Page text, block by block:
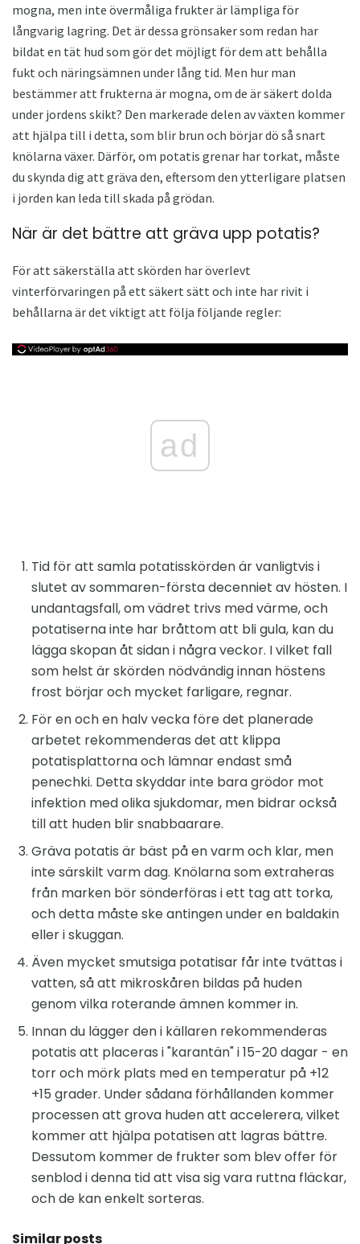
mogna, men inte övermåliga frukter är lämpliga för
långvarig lagring. Det är dessa grönsaker som redan har
bildat en tät hud som gör det möjligt för dem att behålla
fukt och näringsämnen under lång tid. Men hur man
bestämmer att frukterna är mogna, om de är säkert dolda
under jordens skikt? Den markerade delen av växten kommer
att hjälpa till i detta, som blir brun och börjar dö så snart
knölarna växer. Därför, om potatis grenar har torkat, måste
du skynda dig att gräva den, eftersom den ytterligare platsen
i jorden kan leda till skada på grödan.
När är det bättre att gräva upp potatis?
För att säkerställa att skörden har överlevt
vinterförvaringen på ett säkert sätt och inte har rivit i
behållarna är det viktigt att följa följande regler:
ad
Tid för att samla potatisskörden är vanligtvis i
slutet av sommaren-första decenniet av hösten. I
undantagsfall, om vädret trivs med värme, och
potatiserna inte har bråttom att bli gula, kan du
lägga skopan åt sidan i några veckor. I vilket fall
som helst är skörden nödvändig innan höstens
frost börjar och mycket farligare, regnar.
För en och en halv vecka före det planerade
arbetet rekommenderas det att klippa
potatisplattorna och lämnar endast små
penechki. Detta skyddar inte bara grödor mot
infektion med olika sjukdomar, men bidrar också
till att huden blir snabbaarare.
Gräva potatis är bäst på en varm och klar, men
inte särskilt varm dag. Knölarna som extraheras
från marken bör sönderföras i ett tag att torka,
och detta måste ske antingen under en baldakin
eller i skuggan.
Även mycket smutsiga potatisar får inte tvättas i
vatten, så att mikroskåren bildas på huden
genom vilka roterande ämnen kommer in.
Innan du lägger den i källaren rekommenderas
potatis att placeras i "karantän" i 15-20 dagar - en
torr och mörk plats med en temperatur på +12
+15 grader. Under sådana förhållanden kommer
processen att grova huden att accelerera, vilket
kommer att hjälpa potatisen att lagras bättre.
Dessutom kommer de frukter som blev offer för
senblod i denna tid att visa sig vara ruttna fläckar,
och de kan enkelt sorteras.
Similar posts